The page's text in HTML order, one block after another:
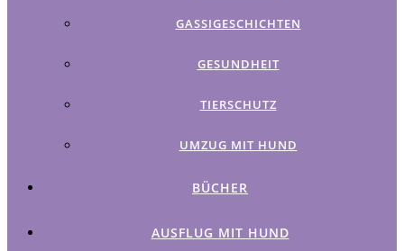
GASSIGESCHICHTEN
GESUNDHEIT
TIERSCHUTZ
UMZUG MIT HUND
BÜCHER
AUSFLUG MIT HUND